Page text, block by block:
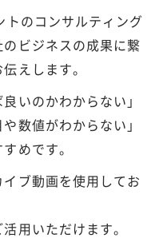
のコンサルティング
ビジネスの成果に繋
えします。
いのかわからない」
数値がわからない」
めです。
ブ動画を使用してお
用いただけます。